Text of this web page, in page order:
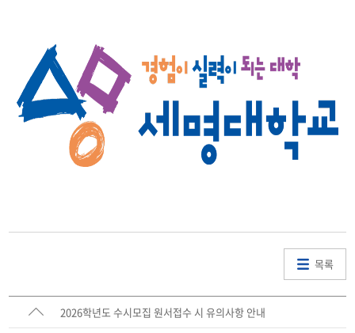
목록
2026학년도 수시모집 원서접수 시 유의사항 안내